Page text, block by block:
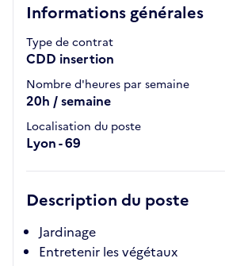
Informations générales
Type de contrat
CDD insertion
Nombre d'heures par semaine
20h / semaine
Localisation du poste
Lyon - 69
Description du poste
Jardinage
Entretenir les végétaux